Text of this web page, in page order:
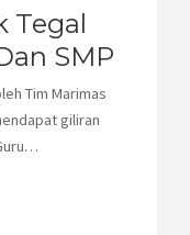
Tegal
SMP
Tim Marimas
giliran